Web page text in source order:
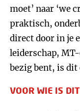
moet’ naar ‘we
praktisch,
direct door in je
leiderschap,
bezig bent, is dit
VOOR WIE IS